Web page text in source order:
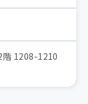
階 1208-1210